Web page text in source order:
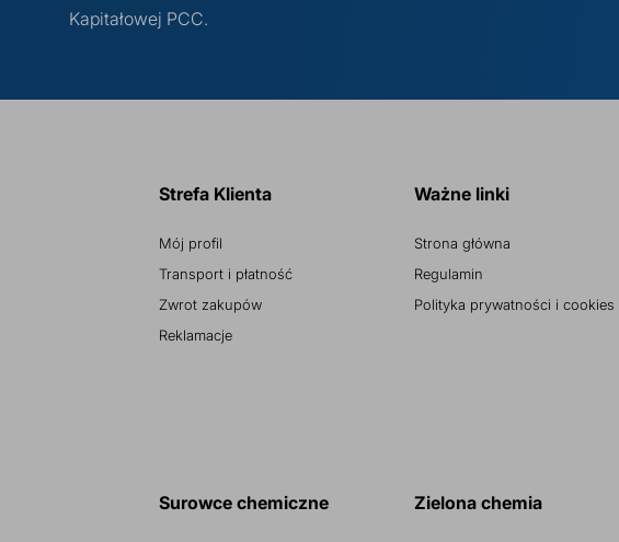
Kapitałowej PCC.
Strefa Klienta
Mój profil
Transport i płatność
Zwrot zakupów
Reklamacje
Ważne linki
Strona główna
Regulamin
Polityka prywatności i cookies
Surowce chemiczne Zielona chemia